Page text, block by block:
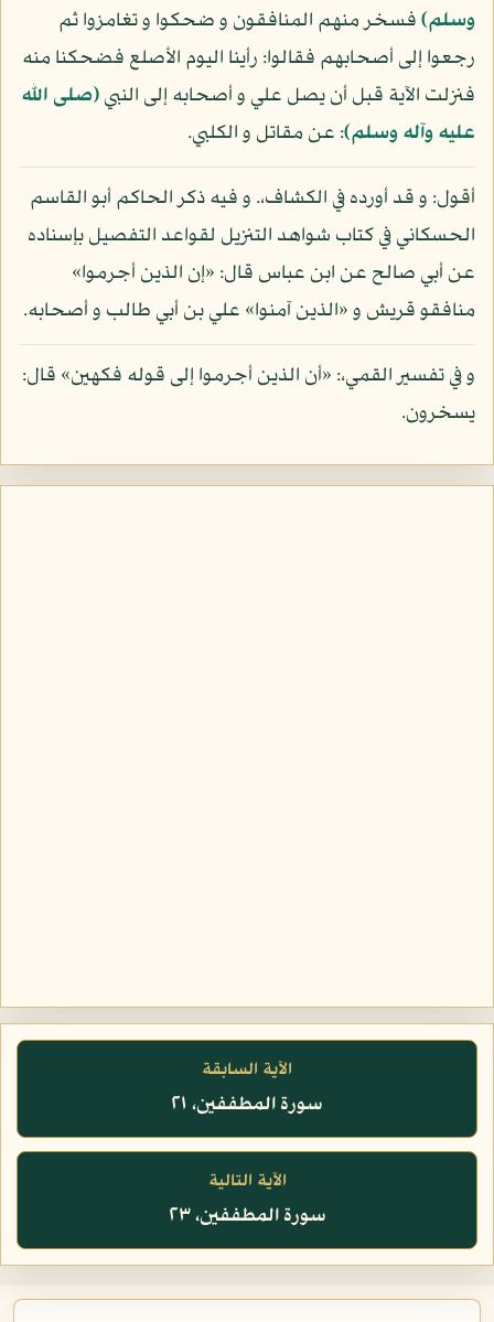
وسلم)فسخر منهم المنافقون و ضحكوا و تغامزوا ثم
رجعوا إلى أصحابهم فقالوا: رأينا اليوم الأصلع فضحكنا منه
فنزلت الآية قبل أن يصل علي و أصحابه إلى النبي(صلى الله
عليه وآله وسلم): عن مقاتل و الكلبي.
أقول: و قد أورده في الكشاف،. و فيه ذكر الحاكم أبو القاسم
الحسكاني في كتاب شواهد التنزيل لقواعد التفصيل بإسناده
عن أبي صالح عن ابن عباس قال: «إن الذين أجرموا»
منافقو قريش و «الذين آمنوا» علي بن أبي طالب و أصحابه.
و في تفسير القمي،: «أن الذين أجرموا إلى قوله فكهين» قال:
يسخرون.
الآية السابقة
سورة المطففين، ٢١
الآية التالية
سورة المطففين، ٢٣